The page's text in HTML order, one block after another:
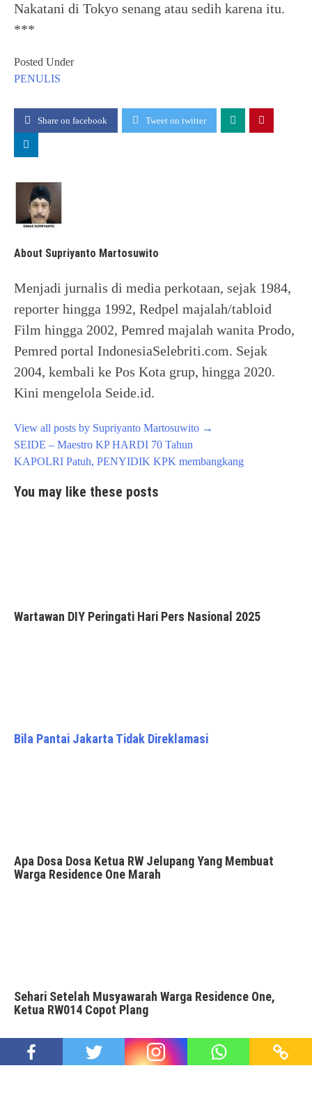
Nakatani di Tokyo senang atau sedih karena itu.
***
Posted Under
PENULIS
Share on facebook Tweet on twitter
About Supriyanto Martosuwito
Menjadi jurnalis di media perkotaan, sejak 1984,
reporter hingga 1992, Redpel majalah/tabloid
Film hingga 2002, Pemred majalah wanita Prodo,
Pemred portal IndonesiaSelebriti.com. Sejak
2004, kembali ke Pos Kota grup, hingga 2020.
Kini mengelola Seide.id.
View all posts by Supriyanto Martosuwito →
Post
navigation
SEIDE – Maestro KP HARDI 70 Tahun
KAPOLRI Patuh, PENYIDIK KPK membangkang
You may like these posts
Wartawan DIY Peringati Hari Pers Nasional 2025
Bila Pantai Jakarta Tidak Direklamasi
Apa Dosa Dosa Ketua RW Jelupang Yang Membuat
Warga Residence One Marah
Sehari Setelah Musyawarah Warga Residence One,
Ketua RW014 Copot Plang